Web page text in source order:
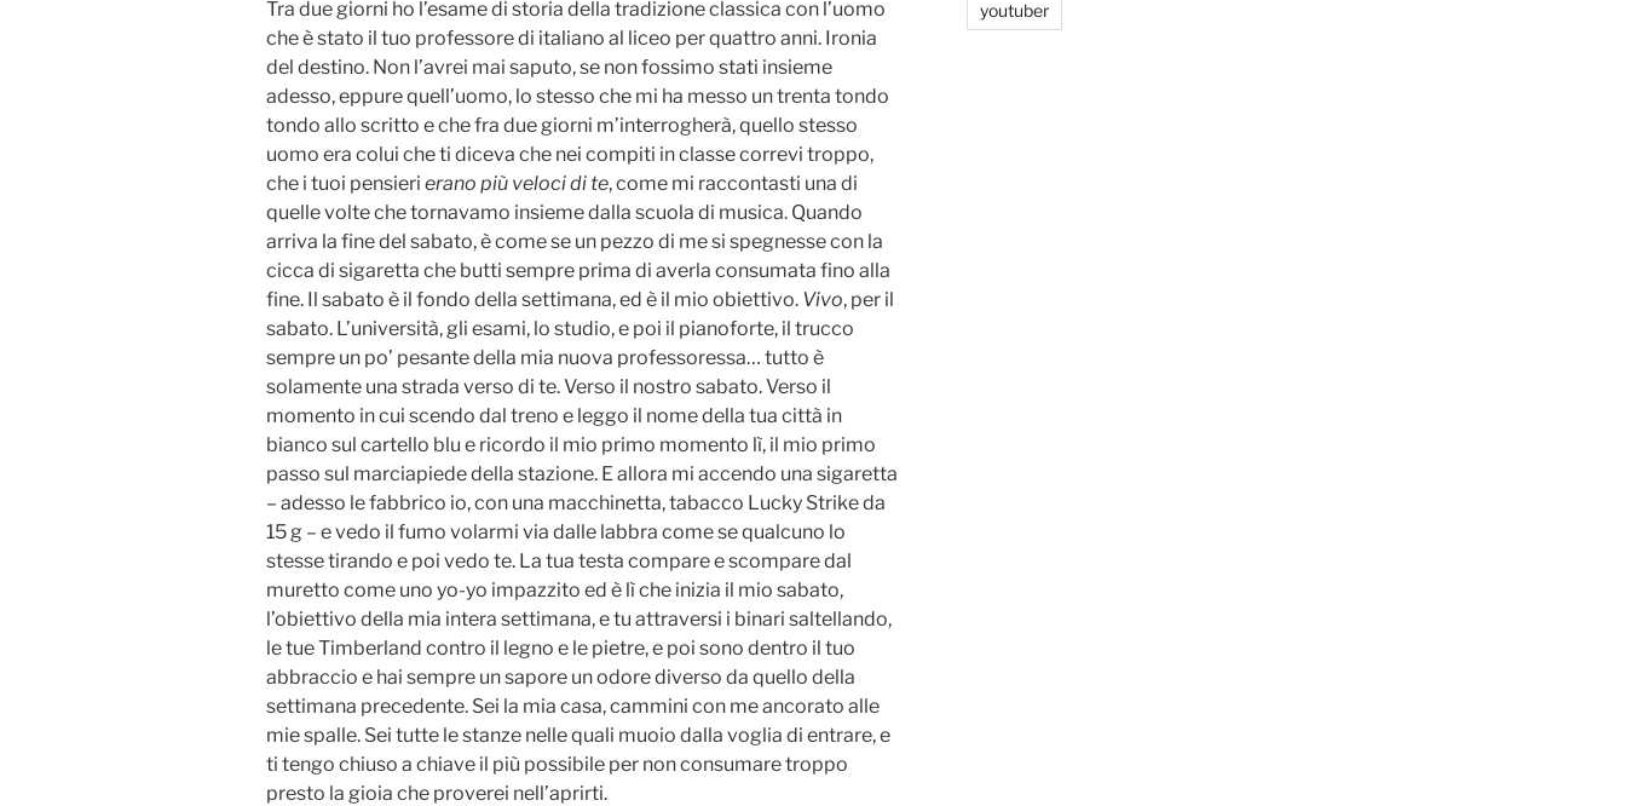
Tra due giorni ho l’esame di storia della tradizione classica con l’uomo
che è stato il tuo professore di italiano al liceo per quattro anni. Ironia
del destino. Non l’avrei mai saputo, se non fossimo stati insieme
adesso, eppure quell’uomo, lo stesso che mi ha messo un trenta tondo
tondo allo scritto e che fra due giorni m’interrogherà, quello stesso
uomo era colui che ti diceva che nei compiti in classe correvi troppo,
che i tuoi pensieri erano più veloci di te, come mi raccontasti una di
quelle volte che tornavamo insieme dalla scuola di musica. Quando
arriva la fine del sabato, è come se un pezzo di me si spegnesse con la
cicca di sigaretta che butti sempre prima di averla consumata fino alla
fine. Il sabato è il fondo della settimana, ed è il mio obiettivo. Vivo, per il
sabato. L’università, gli esami, lo studio, e poi il pianoforte, il trucco
sempre un po’ pesante della mia nuova professoressa… tutto è
solamente una strada verso di te. Verso il nostro sabato. Verso il
momento in cui scendo dal treno e leggo il nome della tua città in
bianco sul cartello blu e ricordo il mio primo momento lì, il mio primo
passo sul marciapiede della stazione. E allora mi accendo una sigaretta
– adesso le fabbrico io, con una macchinetta, tabacco Lucky Strike da
15 g – e vedo il fumo volarmi via dalle labbra come se qualcuno lo
stesse tirando e poi vedo te. La tua testa compare e scompare dal
muretto come uno yo-yo impazzito ed è lì che inizia il mio sabato,
l’obiettivo della mia intera settimana, e tu attraversi i binari saltellando,
le tue Timberland contro il legno e le pietre, e poi sono dentro il tuo
abbraccio e hai sempre un sapore un odore diverso da quello della
settimana precedente. Sei la mia casa, cammini con me ancorato alle
mie spalle. Sei tutte le stanze nelle quali muoio dalla voglia di entrare, e
ti tengo chiuso a chiave il più possibile per non consumare troppo
presto la gioia che proverei nell’aprirti.
youtuber